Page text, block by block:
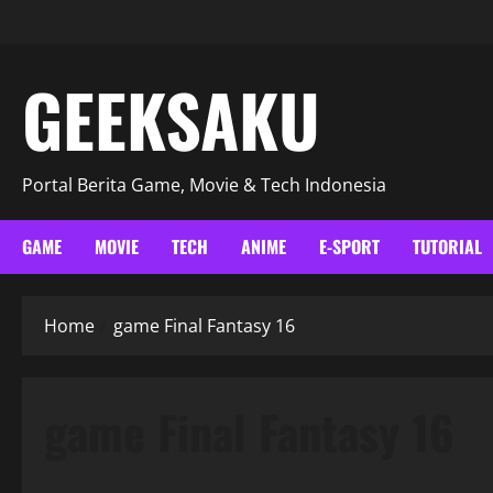
GEEKSAKU
Portal Berita Game, Movie & Tech Indonesia
GAME MOVIE TECH ANIME E-SPORT TUTORIAL
Home game Final Fantasy 16